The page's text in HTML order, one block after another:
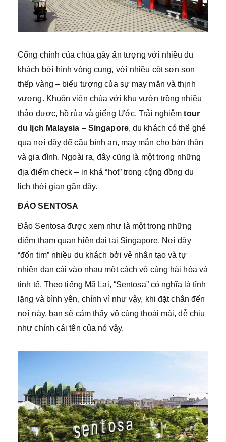
Cổng chính của chùa gây ấn tượng với nhiều du
khách bởi hình vòng cung, với nhiều cột sơn son
thếp vàng – biểu tượng của sự may mắn và thịnh
vương. Khuôn viên chùa với khu vườn trồng nhiều
thảo dược, hồ rùa và giếng Ước. Trải nghiệmtour
du lịch Malaysia – Singapore, du khách có thể ghé
qua nơi đây để cầu bình an, may mắn cho bản thân
và gia đình. Ngoài ra, đây cũng là một trong những
địa điểm check – in khá “hot” trong cộng đồng du
lịch thời gian gần đây.
ĐẢO SENTOSA
Đảo Sentosa được xem như là một trong những
điểm tham quan hiện đại tại Singapore. Nơi đây
“đốn tim” nhiều du khách bởi vẻ nhân tạo và tự
nhiên đan cài vào nhau một cách vô cùng hài hòa và
tinh tế. Theo tiếng Mã Lai, “Sentosa” có nghĩa là tĩnh
lặng và bình yên, chính vì như vậy, khi đặt chân đến
nơi này, bạn sẽ cảm thấy vô cùng thoải mái, dễ chịu
như chính cái tên của nó vậy.